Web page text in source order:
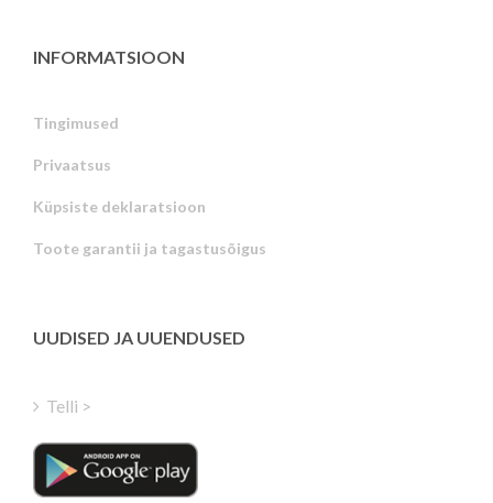
INFORMATSIOON
Tingimused
Privaatsus
Küpsiste deklaratsioon
Toote garantii ja tagastusõigus
UUDISED JA UUENDUSED
Telli >